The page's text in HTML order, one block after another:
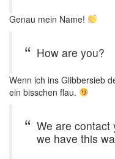
Genau mein Name!
How are you?
Wenn ich ins Glibbersieb
ein bisschen flau.
We are contact
we have this